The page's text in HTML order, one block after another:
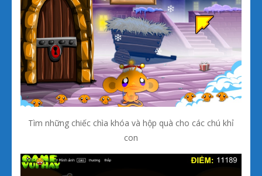
Tìm những chiếc chìa khóa và hộp quà cho các chú khỉ
con